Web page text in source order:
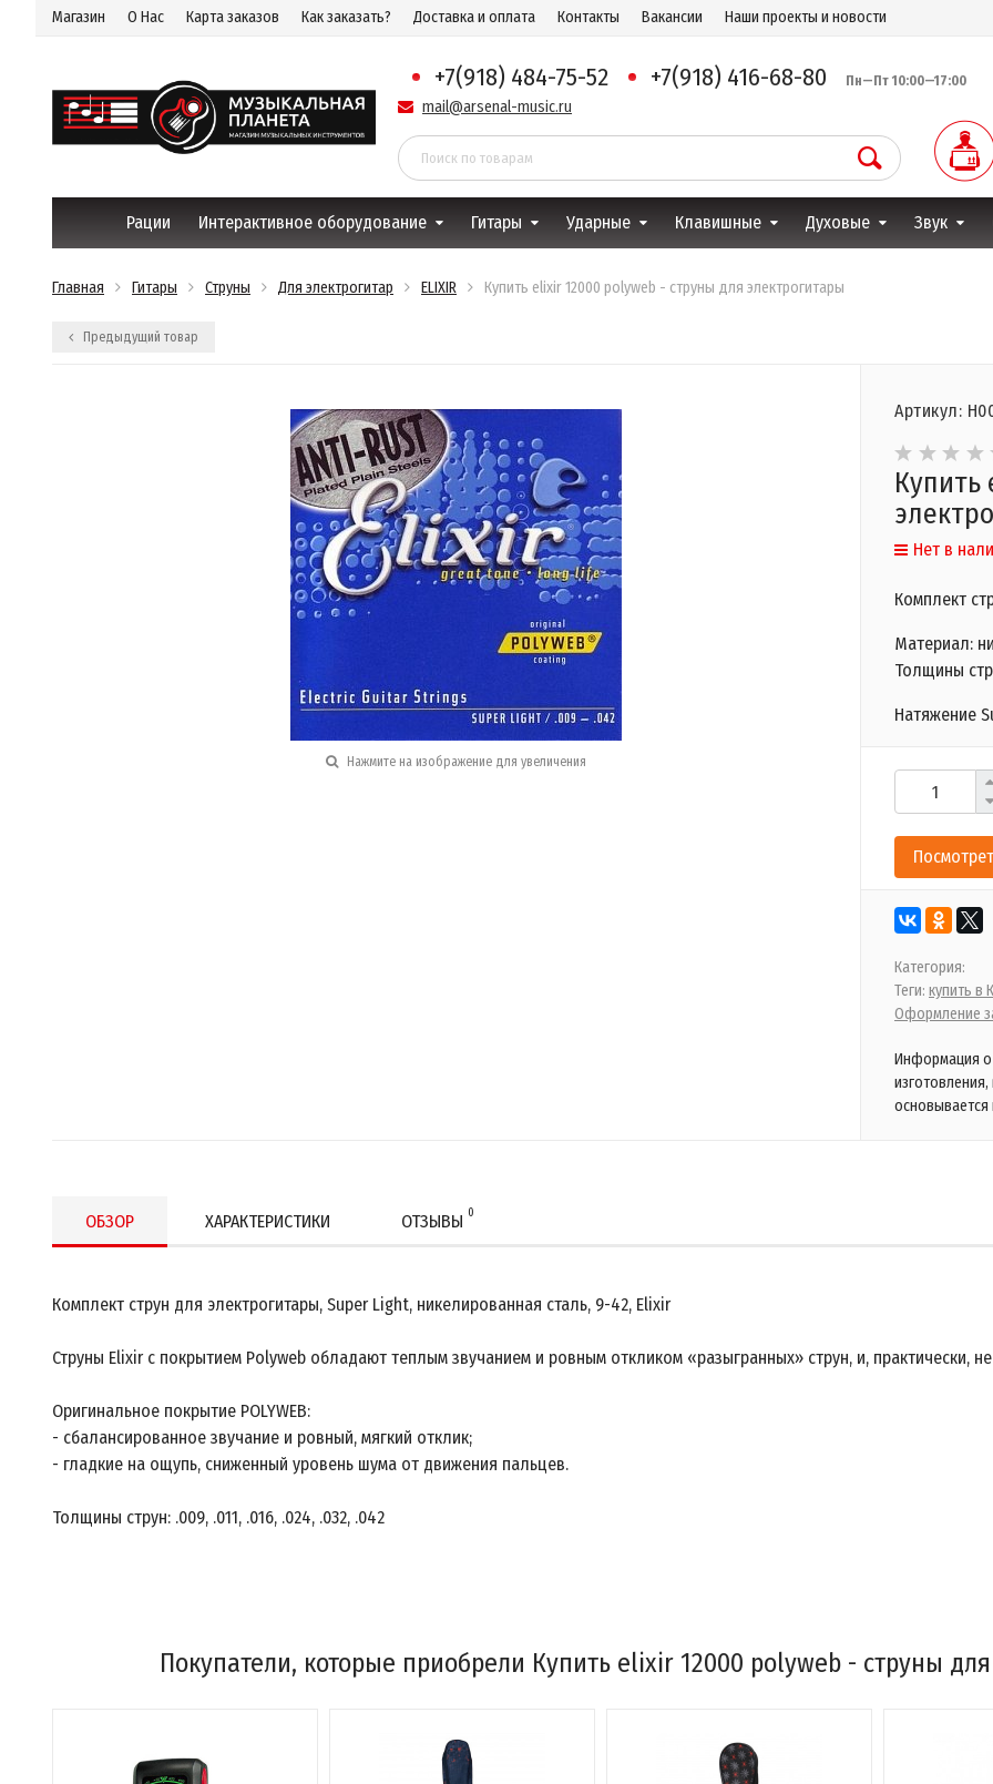
Магазин О Нас Карта заказов Как заказать? Доставка и оплата Контакты Вакансии Наши проекты и новости
+7(918) 484-75-52 +7(918) 416-68-80 Пн—Пт 10:00—17:00
mail@arsenal-music.ru
Рации Интерактивное оборудование Гитары Ударные Клавишные Духовые Звук
Главная Гитары Струны Для электрогитар ELIXIR Купить elixir 12000 polyweb - струны для электрогитары
Предыдущий товар
Нажмите на изображение для увеличения
Артикул:
Купить
Нет в
Комплект
Материал:
Толщины
Натяжение
Категория:
Теги: купить в
Оформление
Информация о
основывается
ОБЗОР ХАРАКТЕРИСТИКИ ОТЗЫВЫ 0
Комплект струн для электрогитары, Super Light, никелированная сталь, 9-42, Elixir
Струны Elixir с покрытием Polyweb обладают теплым звучанием и ровным откликом «разыгранных» струн, и, практически,
Оригинальное покрытие POLYWEB:
- сбалансированное звучание и ровный, мягкий отклик;
- гладкие на ощупь, сниженный уровень шума от движения пальцев.
Толщины струн: .009, .011, .016, .024, .032, .042
Покупатели, которые приобрели Купить elixir 12000 polyweb - струны